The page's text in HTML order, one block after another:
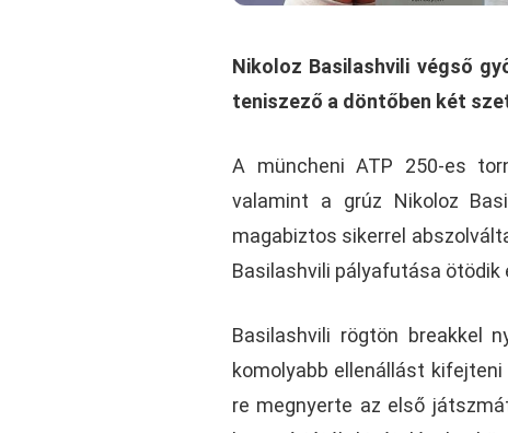
Nikoloz Basilashvili végső
teniszező a döntőben két
A müncheni ATP 250-es
valamint a grúz Nikoloz
magabiztos sikerrel
Basilashvili pályafutása
Basilashvili rögtön breakkel
komolyabb ellenállást
re megnyerte az első